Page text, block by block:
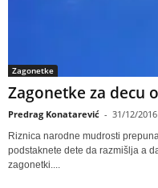
Zagonetke
Zagonetke za decu
Predrag Konatarević - 31/12/2016
Riznica narodne mudrosti
podstaknete dete da razmišlja a
zagonetki....